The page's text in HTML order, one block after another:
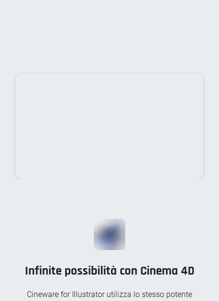
Infinite possibilità con Cinema 4D
Cineware for Illustrator utilizza lo stesso potente